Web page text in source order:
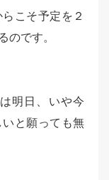
こそ予定を２
のです。
明日、いや今
と願っても無